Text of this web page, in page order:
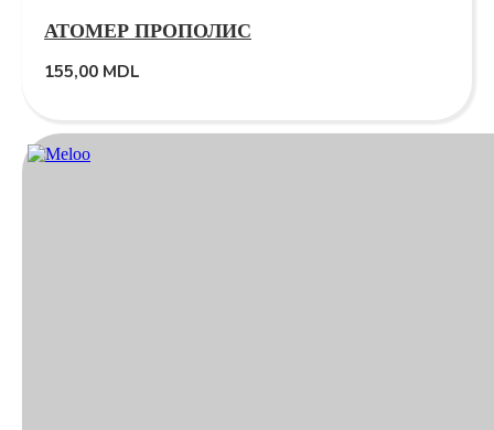
АТОМЕР ПРОПОЛИС
155,00 MDL